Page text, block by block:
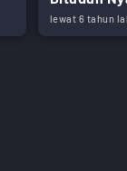
lewat 6 tahun